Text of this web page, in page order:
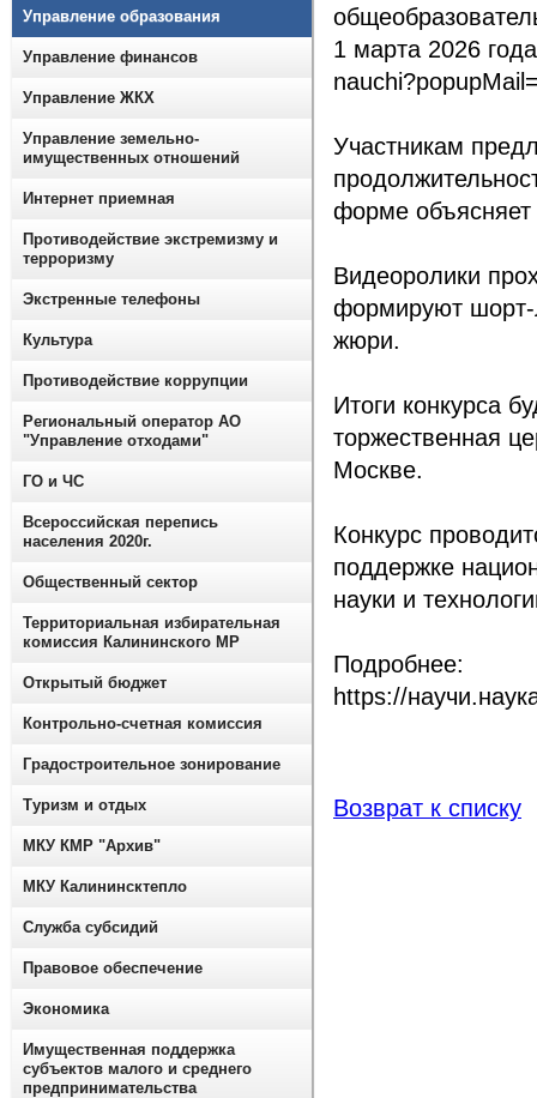
1 марта 2026
Участникам
форме
Видеоролики
формируют шорт-
жюри.
Итоги конкурса
торжественная
Москве.
Конкурс
поддержке
науки и
Подробнее:
https://
Возврат к списку
Управление образования
Управление финансов
Управление ЖКХ
Управление земельно-
имущественных отношений
Интернет приемная
Противодействие экстремизму и
терроризму
Экстренные телефоны
Культура
Противодействие коррупции
Региональный оператор АО
"Управление отходами"
ГО и ЧС
Всероссийская перепись
населения 2020г.
Общественный сектор
Территориальная избирательная
комиссия Калининского МР
Открытый бюджет
Контрольно-счетная комиссия
Градостроительное зонирование
Туризм и отдых
МКУ КМР "Архив"
МКУ Калининсктепло
Служба субсидий
Правовое обеспечение
Экономика
Имущественная поддержка
субъектов малого и среднего
предпринимательства